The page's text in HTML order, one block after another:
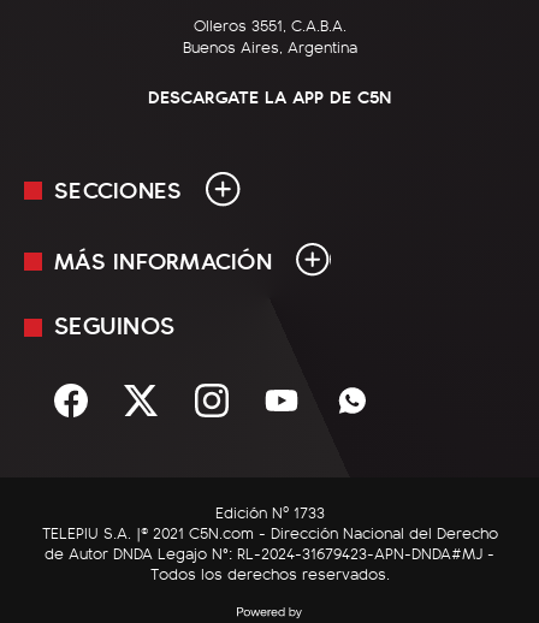
Olleros 3551, C.A.B.A.
Buenos Aires, Argentina
DESCARGATE LA APP DE C5N
SECCIONES
En Vivo
Sociedad
C5N Autos
RatingCero
MÁS INFORMACIÓN
Mediakit
Términos y condiciones
SEGUINOS
Edición Nº 1733
TELEPIU S.A. |© 2021 C5N.com - Dirección Nacional del Derecho
de Autor DNDA Legajo N°: RL-2024-31679423-APN-DNDA#MJ -
Todos los derechos reservados.